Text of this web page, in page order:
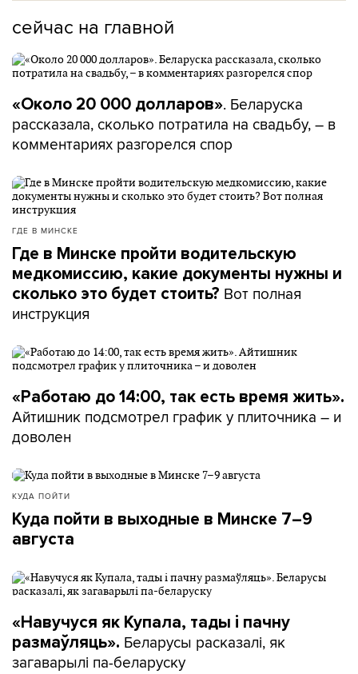
сейчас на главной
«Около 20 000 долларов». Беларуска
рассказала, сколько потратила на свадьбу, – в
комментариях разгорелся спор
ГДЕ В МИНСКЕ
Где в Минске пройти водительскую
медкомиссию, какие документы нужны и
сколько это будет стоить? Вот полная
инструкция
«Работаю до 14:00, так есть время жить».
Айтишник подсмотрел график у плиточника – и
доволен
КУДА ПОЙТИ
Куда пойти в выходные в Минске 7–9
августа
«Навучуся як Купала, тады і пачну
размаўляць». Беларусы расказалі, як
загаварылі па-беларуску